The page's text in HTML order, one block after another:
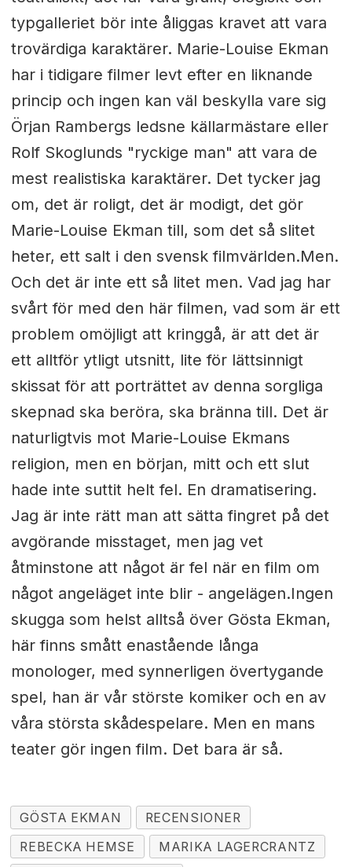
typgalleriet bör inte åliggas kravet att vara
trovärdiga karaktärer. Marie-Louise Ekman
har i tidigare filmer levt efter en liknande
princip och ingen kan väl beskylla vare sig
Örjan Rambergs ledsne källarmästare eller
Rolf Skoglunds "ryckige man" att vara de
mest realistiska karaktärer. Det tycker jag
om, det är roligt, det är modigt, det gör
Marie-Louise Ekman till, som det så slitet
heter, ett salt i den svensk filmvärlden.Men.
Och det är inte ett så litet men. Vad jag har
svårt för med den här filmen, vad som är ett
problem omöjligt att kringgå, är att det är
ett alltför ytligt utsnitt, lite för lättsinnigt
skissat för att porträttet av denna sorgliga
skepnad ska beröra, ska bränna till. Det är
naturligtvis mot Marie-Louise Ekmans
religion, men en början, mitt och ett slut
hade inte suttit helt fel. En dramatisering.
Jag är inte rätt man att sätta fingret på det
avgörande misstaget, men jag vet
åtminstone att något är fel när en film om
något angeläget inte blir - angelägen.Ingen
skugga som helst alltså över Gösta Ekman,
här finns smått enastående långa
monologer, med synnerligen övertygande
spel, han är vår störste komiker och en av
våra största skådespelare. Men en mans
teater gör ingen film. Det bara är så.
GÖSTA EKMAN
RECENSIONER
REBECKA HEMSE
MARIKA LAGERCRANTZ